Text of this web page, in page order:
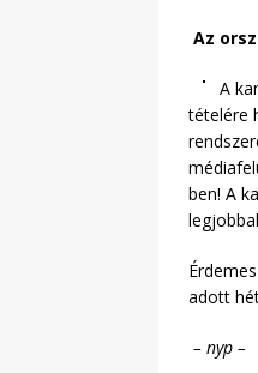
Az
A
tételére
ben! A
adott
– nyp –